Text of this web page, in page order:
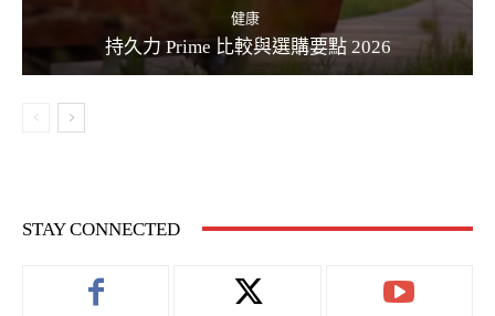
健康
持久力 Prime 比較與選購要點 2026
STAY CONNECTED